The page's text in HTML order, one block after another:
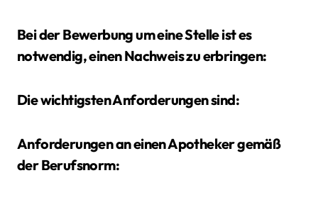
Bei der Bewerbung um eine Stelle ist es
notwendig, einen Nachweis zu erbringen:
Die wichtigsten Anforderungen sind:
Anforderungen an einen Apotheker gemäß
der Berufsnorm: